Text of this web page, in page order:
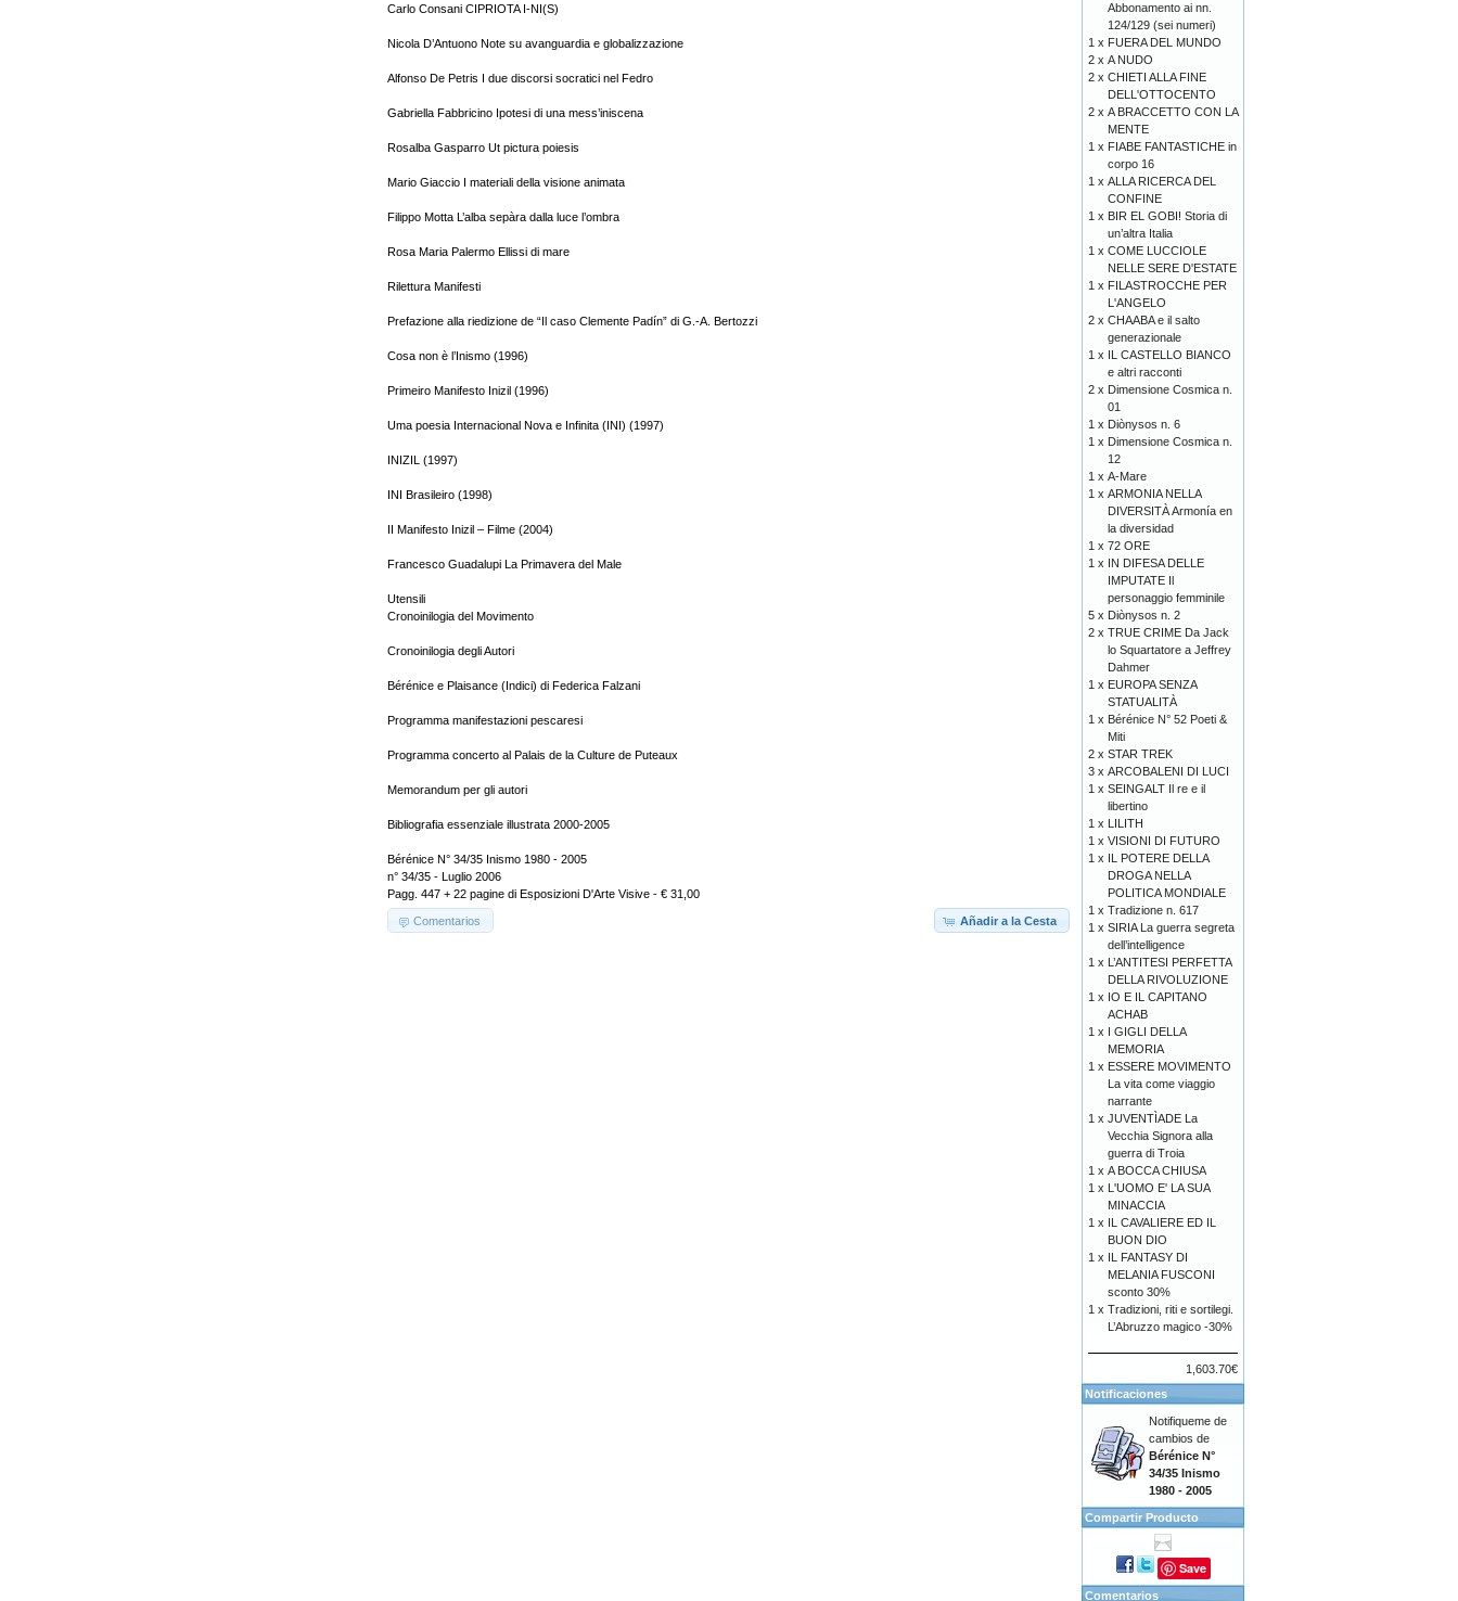
Carlo Consani CIPRIOTA I-NI(S)
Nicola D’Antuono Note su avanguardia e globalizzazione
Alfonso De Petris I due discorsi socratici nel Fedro
Gabriella Fabbricino Ipotesi di una mess’iniscena
Rosalba Gasparro Ut pictura poiesis
Mario Giaccio I materiali della visione animata
Filippo Motta L’alba sepàra dalla luce l’ombra
Rosa Maria Palermo Ellissi di mare
Rilettura Manifesti
Prefazione alla riedizione de “Il caso Clemente Padín” di G.-A. Bertozzi
Cosa non è l’Inismo (1996)
Primeiro Manifesto Inizil (1996)
Uma poesia Internacional Nova e Infinita (INI) (1997)
INIZIL (1997)
INI Brasileiro (1998)
II Manifesto Inizil – Filme (2004)
Francesco Guadalupi La Primavera del Male
Utensili
Cronoinilogia del Movimento
Cronoinilogia degli Autori
Bérénice e Plaisance (Indici) di Federica Falzani
Programma manifestazioni pescaresi
Programma concerto al Palais de la Culture de Puteaux
Memorandum per gli autori
Bibliografia essenziale illustrata 2000-2005
Bérénice N° 34/35 Inismo 1980 - 2005
n° 34/35 - Luglio 2006
Pagg. 447 + 22 pagine di Esposizioni D'Arte Visive - € 31,00
Añadir a la Cesta
Comentarios
Abbonamento ai nn.
124/129 (sei numeri)
1 x FUERA DEL MUNDO
2 x A NUDO
2 x CHIETI ALLA FINE
DELL'OTTOCENTO
2 x A BRACCETTO CON LA
MENTE
1 x FIABE FANTASTICHE in
corpo 16
1 x ALLA RICERCA DEL
CONFINE
1 x BIR EL GOBI! Storia di
un’altra Italia
1 x COME LUCCIOLE
NELLE SERE D'ESTATE
1 x FILASTROCCHE PER
L'ANGELO
2 x CHAABA e il salto
generazionale
1 x IL CASTELLO BIANCO
e altri racconti
2 x Dimensione Cosmica n.
01
1 x Diònysos n. 6
1 x Dimensione Cosmica n.
12
1 x A-Mare
1 x ARMONIA NELLA
DIVERSITÀ Armonía en
la diversidad
1 x 72 ORE
1 x IN DIFESA DELLE
IMPUTATE Il
personaggio femminile
5 x Diònysos n. 2
2 x TRUE CRIME Da Jack
lo Squartatore a Jeffrey
Dahmer
1 x EUROPA SENZA
STATUALITÀ
1 x Bérénice N° 52 Poeti &
Miti
2 x STAR TREK
3 x ARCOBALENI DI LUCI
1 x SEINGALT Il re e il
libertino
1 x LILITH
1 x VISIONI DI FUTURO
1 x IL POTERE DELLA
DROGA NELLA
POLITICA MONDIALE
1 x Tradizione n. 617
1 x SIRIA La guerra segreta
dell’intelligence
1 x L’ANTITESI PERFETTA
DELLA RIVOLUZIONE
1 x IO E IL CAPITANO
ACHAB
1 x I GIGLI DELLA
MEMORIA
1 x ESSERE MOVIMENTO
La vita come viaggio
narrante
1 x JUVENTÌADE La
Vecchia Signora alla
guerra di Troia
1 x A BOCCA CHIUSA
1 x L'UOMO E' LA SUA
MINACCIA
1 x IL CAVALIERE ED IL
BUON DIO
1 x IL FANTASY DI
MELANIA FUSCONI
sconto 30%
1 x Tradizioni, riti e sortilegi.
L’Abruzzo magico -30%
1,603.70€
Notificaciones
Notifiqueme de
cambios de
Bérénice N°
34/35 Inismo
1980 - 2005
Compartir Producto
Save
Comentarios